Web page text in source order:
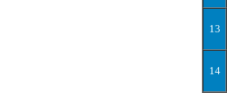
13
14